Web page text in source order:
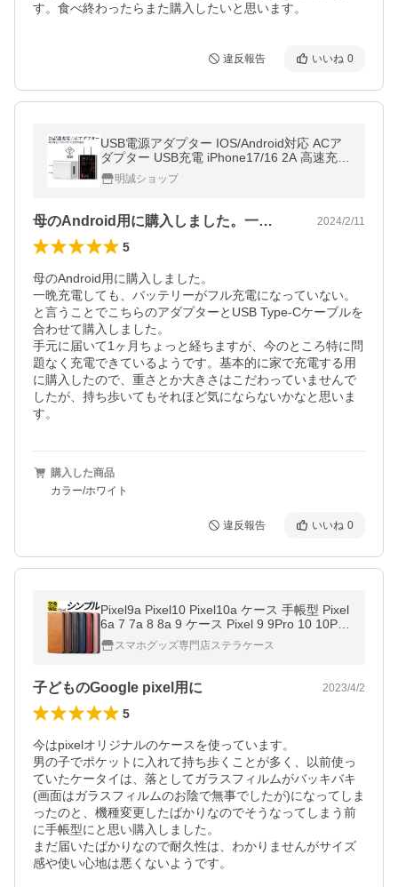
す。食べ終わったらまた購入したいと思います。
違反報告 いいね 0
USB電源アダプター IOS/Android対応 ACア
ダプター USB充電 iPhone17/16 2A 高速充電
PSE認証 ゲーム機/スマホ充電器 ACコンセン
ト【PL保険加入済み製品・安心】
明誠ショップ
母のAndroid用に購入しました。一… 2024/2/11
5
母のAndroid用に購入しました。
一晩充電しても、バッテリーがフル充電になっていない。
と言うことでこちらのアダプターとUSB Type-Cケーブルを
合わせて購入しました。
手元に届いて1ヶ月ちょっと経ちますが、今のところ特に問
題なく充電できているようです。基本的に家で充電する用
に購入したので、重さとか大きさはこだわっていませんで
したが、持ち歩いてもそれほど気にならないかなと思いま
す。
購入した商品
カラー/ホワイト
違反報告 いいね 0
Pixel9a Pixel10 Pixel10a ケース 手帳型 Pixel
6a 7 7a 8 8a 9 ケース Pixel 9 9Pro 10 10Pro
XL 10a ケース 手帳型ケース スマホケース
ピクセル10a ケース
スマホグッズ専門店ステラケース
子どものGoogle pixel用に 2023/4/2
5
今はpixelオリジナルのケースを使っています。
男の子でポケットに入れて持ち歩くことが多く、以前使っ
ていたケータイは、落としてガラスフィルムがバッキバキ
(画面はガラスフィルムのお陰で無事でしたが)になってしま
ったのと、機種変更したばかりなのでそうなってしまう前
に手帳型にと思い購入しました。
まだ届いたばかりなので耐久性は、わかりませんがサイズ
感や使い心地は悪くないようです。